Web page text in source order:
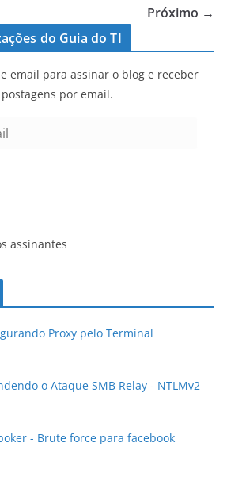
Próximo →
do Guia do TI
email para assinar o blog e receber
por email.
assinantes
Proxy pelo Terminal
o Ataque SMB Relay - NTLMv2
- Brute force para facebook